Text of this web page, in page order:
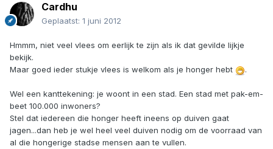
Cardhu
Geplaatst: 1 juni 2012
Hmmm, niet veel vlees om eerlijk te zijn als ik dat gevilde lijkje
bekijk.
Maar goed ieder stukje vlees is welkom als je honger hebt
.
Wel een kanttekening: je woont in een stad. Een stad met pak-em-
beet 100.000 inwoners?
Stel dat iedereen die honger heeft ineens op duiven gaat
jagen...dan heb je wel heel veel duiven nodig om de voorraad van
al die hongerige stadse mensen aan te vullen.